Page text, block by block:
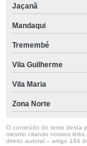
Jaçanã
Mandaqui
Tremembé
Vila Guilherme
Vila Maria
Zona Norte
O conteúdo do texto desta
mesmo citando nossos
direito autoral – artigo 184